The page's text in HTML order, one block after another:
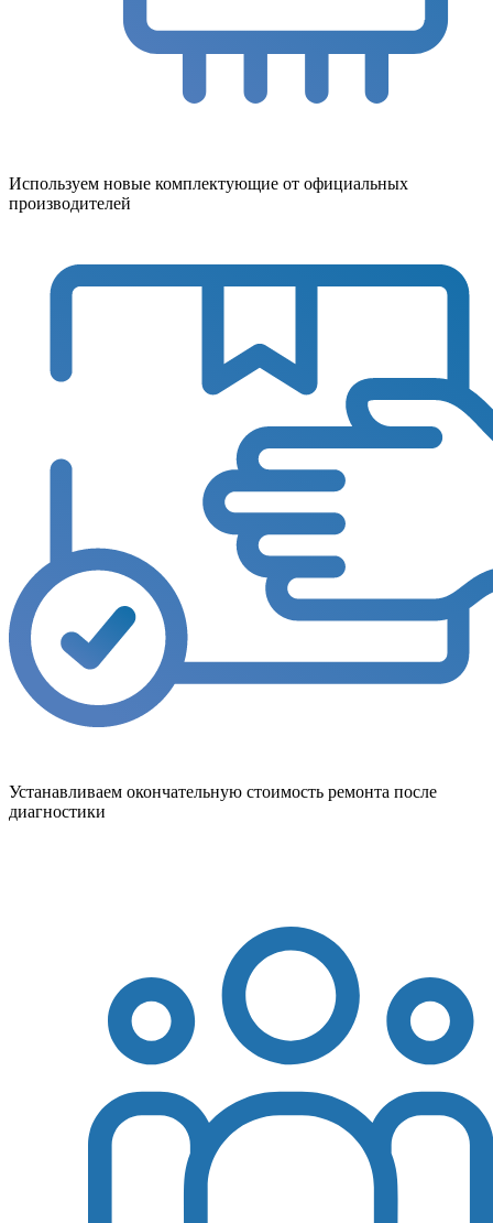
Используем новые комплектующие от официальных
производителей
Устанавливаем окончательную стоимость ремонта после
диагностики